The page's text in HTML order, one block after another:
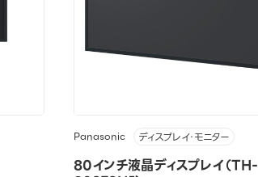
Panasonic ディスプレイ・モニター
80インチ液晶ディスプレイ（TH-